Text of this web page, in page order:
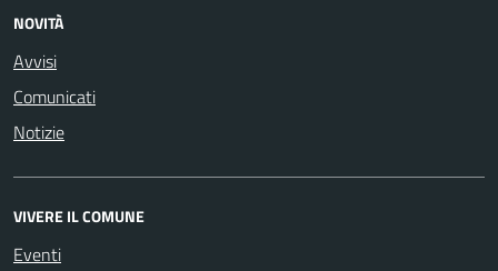
NOVITÀ
Avvisi
Comunicati
Notizie
VIVERE IL COMUNE
Eventi